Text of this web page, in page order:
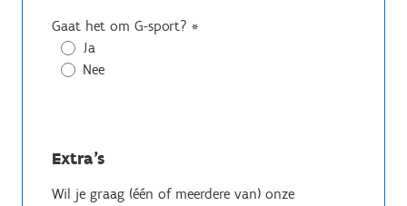
Gaat het om G-sport? *
Ja
Nee
Extra's
Wil je graag (één of meerdere van) onze